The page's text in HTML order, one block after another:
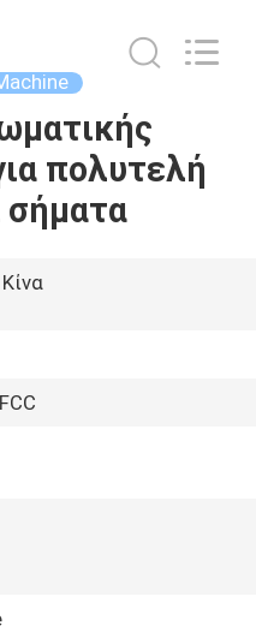
πολυτελή
σήματα